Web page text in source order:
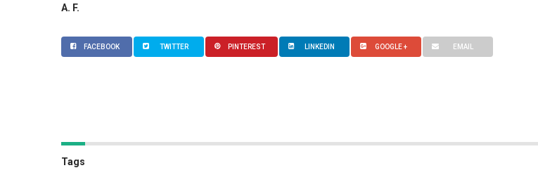
A. F.
FACEBOOK TWITTER PINTEREST LINKEDIN GOOGLE + EMAIL
Tags